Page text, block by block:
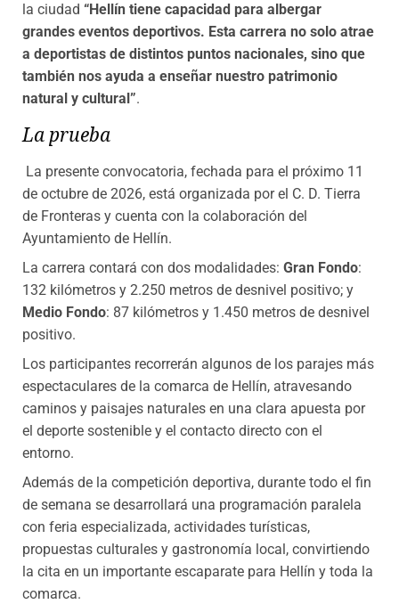
la ciudad “Hellín tiene capacidad para albergar
grandes eventos deportivos. Esta carrera no solo atrae
a deportistas de distintos puntos nacionales, sino que
también nos ayuda a enseñar nuestro patrimonio
natural y cultural”.
La prueba
La presente convocatoria, fechada para el próximo 11
de octubre de 2026, está organizada por el C. D. Tierra
de Fronteras y cuenta con la colaboración del
Ayuntamiento de Hellín.
La carrera contará con dos modalidades: Gran Fondo:
132 kilómetros y 2.250 metros de desnivel positivo; y
Medio Fondo: 87 kilómetros y 1.450 metros de desnivel
positivo.
Los participantes recorrerán algunos de los parajes más
espectaculares de la comarca de Hellín, atravesando
caminos y paisajes naturales en una clara apuesta por
el deporte sostenible y el contacto directo con el
entorno.
Además de la competición deportiva, durante todo el fin
de semana se desarrollará una programación paralela
con feria especializada, actividades turísticas,
propuestas culturales y gastronomía local, convirtiendo
la cita en un importante escaparate para Hellín y toda la
comarca.